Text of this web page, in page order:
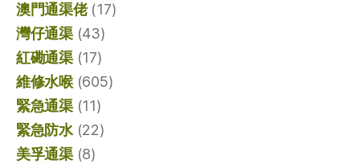
澳門通渠佬(17)
灣仔通渠(43)
紅磡通渠(17)
維修水喉(605)
緊急通渠(11)
緊急防水(22)
美孚通渠(8)